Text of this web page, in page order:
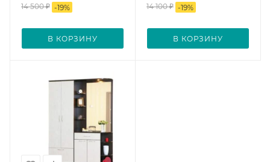
14 500₽ -19%
В КОРЗИНУ
14 100₽ -19%
В КОРЗИНУ